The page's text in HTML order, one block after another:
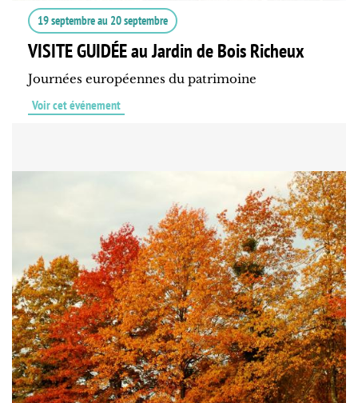
19 septembreau 20 septembre
VISITE GUIDÉE au Jardin de Bois Richeux
Journées européennes du patrimoine
Voir cet événement